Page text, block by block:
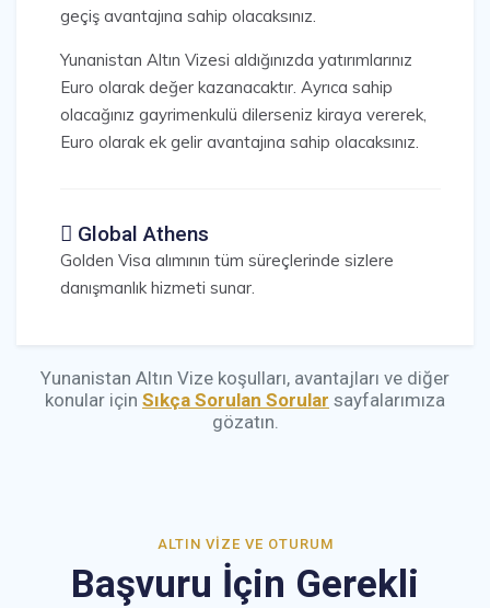
geçiş avantajına sahip olacaksınız.
Yunanistan Altın Vizesi aldığınızda yatırımlarınız
Euro olarak değer kazanacaktır. Ayrıca sahip
olacağınız gayrimenkulü dilerseniz kiraya vererek,
Euro olarak ek gelir avantajına sahip olacaksınız.
Global Athens
Golden Visa alımının tüm süreçlerinde sizlere
danışmanlık hizmeti sunar.
Yunanistan Altın Vize koşulları, avantajları ve diğer
konular için Sıkça Sorulan Sorular sayfalarımıza
gözatın.
ALTIN VIZE VE OTURUM
Başvuru İçin Gerekli